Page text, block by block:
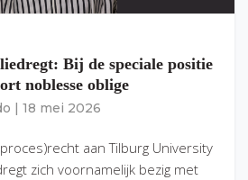
Bij de speciale positie
noblesse oblige
18 mei 2026
aan Tilburg University
zich voornamelijk bezig met